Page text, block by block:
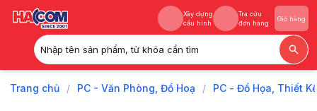
Xây dựng
cấu hình
Tra cứu
đơn hàng
Giỏ hàng
Nhập tên sản phẩm, từ khóa cần tìm
Xây dựng
Tra cứu
Trang chủ / PC - Văn Phòng, Đồ Hoạ / PC - Đồ Họa, Thiết Kế